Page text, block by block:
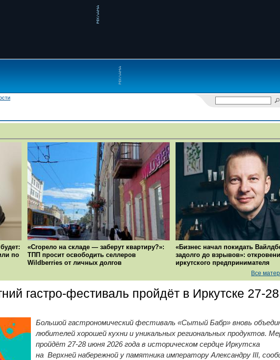
по
«Сгорело на складе — заберут квартиру?»:
ТПП просит освободить селлеров
Wildberries от личных долгов
«Бизнес начал покидать
задолго до взрывов»:
иркутского предпринимателя
Все
гастро-фестиваль пройдёт в Иркутске 27-
Большой гастрономический фестиваль «Сытый Бабр» вновь
любителей хорошей кухни и уникальных региональных продуктов.
пройдёт 27-28 июня 2026 года в историческом сердце Иркутска
на Верхней набережной у памятника императору Александру III,